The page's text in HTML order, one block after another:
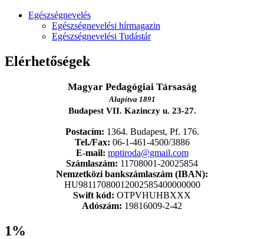
Egészségnevelés
Egészségnevelési hírmagazin
Egészségnevelési Tudástár
Elérhetőségek
Magyar Pedagógiai Társaság
Alapítva 1891
Budapest VII. Kazinczy u. 23-27.
Postacím: 1364. Budapest, Pf. 176.
Tel./Fax: 06-1-461-4500/3886
E-mail: mptiroda@gmail.com
Számlaszám: 11708001-20025854
Nemzetközi bankszámlaszám (IBAN):
HU98117080012002585400000000
Swift kód: OTPVHUHBXXX
Adószám: 19816009-2-42
1%